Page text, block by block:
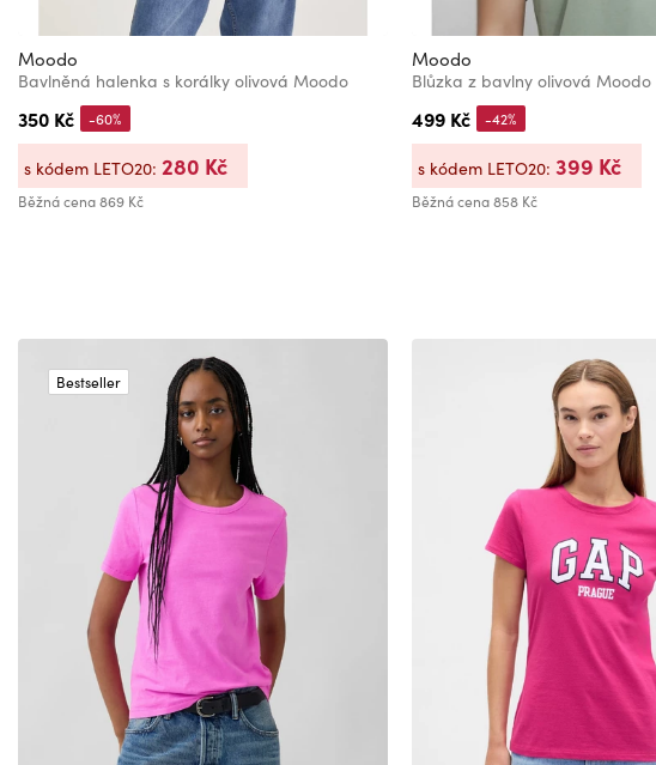
Moodo
Bavlněná halenka s korálky olivová Moodo
350 Kč
Běžná cena869 Kč
-60%
s kódem LETO20: 280 Kč
Moodo
Blůzka z bavlny olivová Moodo
499 Kč
Běžná cena858 Kč
-42%
s kódem LETO20: 399 Kč
Bestseller